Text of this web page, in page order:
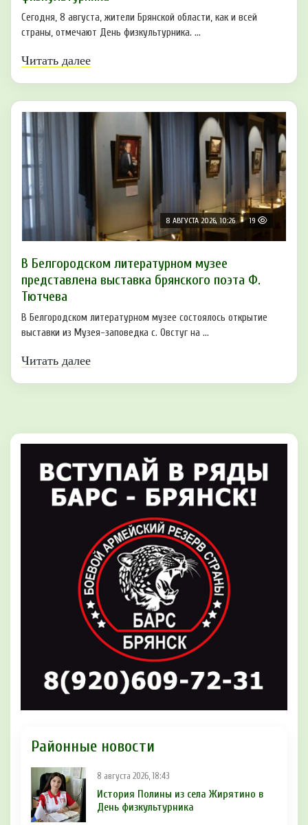
Сегодня, 8 августа, жители Брянской области, как и всей
страны, отмечают День физкультурника. ...
Читать далее
8 АВГУСТА 2026, 10:26 19
В Белгородском литературном музее
представлена выставка брянского поэта Ф.
Тютчева
В Белгородском литературном музее состоялось открытие
выставки из Музея-заповедка с. Овстуг на ...
Читать далее
Районные новости
8 августа 2026, 18:43
История Полины из села Жирятино в
День физкультурника